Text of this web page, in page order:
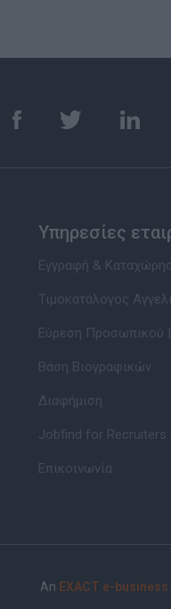
Υπηρεσίες
Εγγραφή &
Τιμοκατάλογος
Εύρεση Προσωπικού
Βάση Βιογραφικών
Διαφήμιση
Jobfind for Recruiters
Επικοινωνία
An EXACT e-